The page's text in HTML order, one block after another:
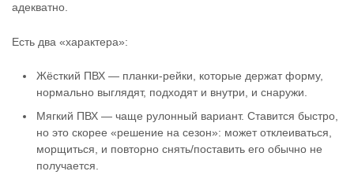
адекватно.
Есть два «характера»:
Жёсткий ПВХ — планки-рейки, которые держат форму,
нормально выглядят, подходят и внутри, и снаружи.
Мягкий ПВХ — чаще рулонный вариант. Ставится быстро,
но это скорее «решение на сезон»: может отклеиваться,
морщиться, и повторно снять/поставить его обычно не
получается.